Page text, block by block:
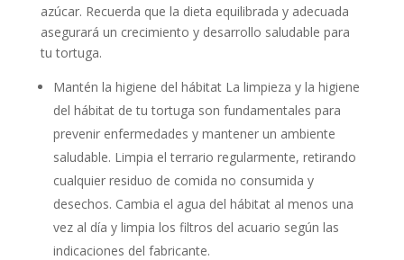
azúcar. Recuerda que la dieta equilibrada y adecuada
asegurará un crecimiento y desarrollo saludable para
tu tortuga.
Mantén la higiene del hábitat La limpieza y la higiene
del hábitat de tu tortuga son fundamentales para
prevenir enfermedades y mantener un ambiente
saludable. Limpia el terrario regularmente, retirando
cualquier residuo de comida no consumida y
desechos. Cambia el agua del hábitat al menos una
vez al día y limpia los filtros del acuario según las
indicaciones del fabricante.